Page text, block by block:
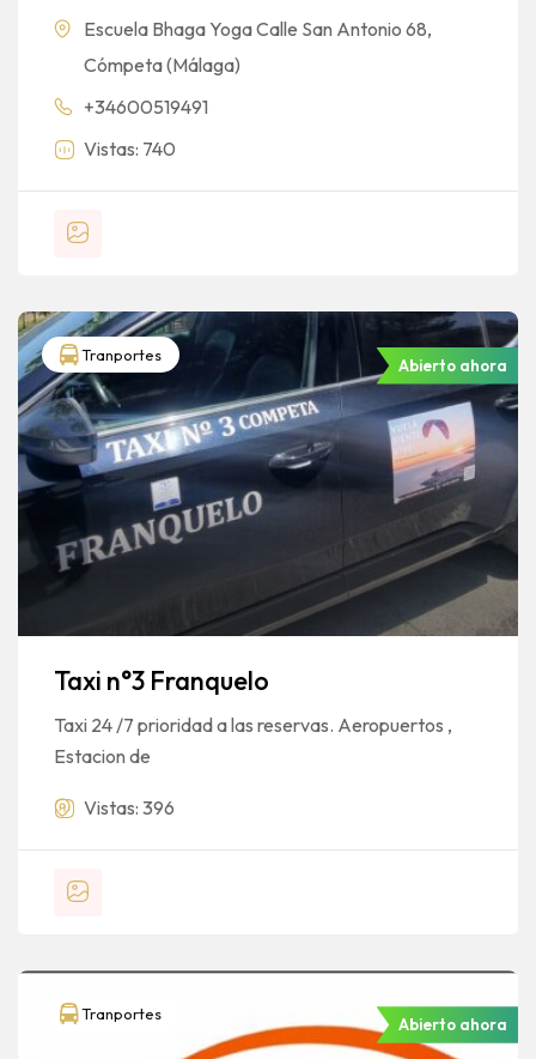
Escuela Bhaga Yoga Calle San Antonio 68,
Cómpeta (Málaga)
+34600519491
Vistas: 740
Tranportes
Abierto ahora
Taxi n°3 Franquelo
Taxi 24 /7 prioridad a las reservas. Aeropuertos ,
Estacion de
Vistas: 396
Tranportes
Abierto ahora